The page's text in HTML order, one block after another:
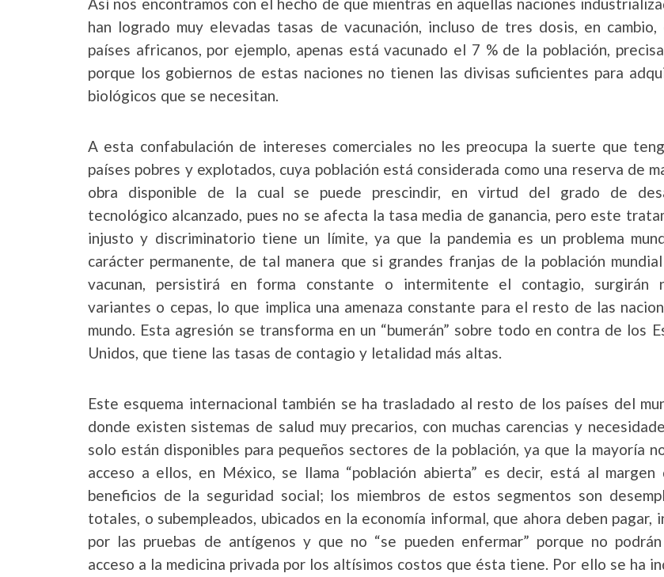
han logrado muy elevadas tasas de vacunación, incluso de tres dosis, en cambio,
países africanos, por ejemplo, apenas está vacunado el 7 % de la población,
porque los gobiernos de estas naciones no tienen las divisas suficientes para
biológicos que se necesitan.
A esta confabulación de intereses comerciales no les preocupa la suerte que
países pobres y explotados, cuya población está considerada como una reserva de
obra disponible de la cual se puede prescindir, en virtud del grado de
tecnológico alcanzado, pues no se afecta la tasa media de ganancia, pero este
injusto y discriminatorio tiene un límite, ya que la pandemia es un problema
carácter permanente, de tal manera que si grandes franjas de la población
vacunan, persistirá en forma constante o intermitente el contagio, surgirán
variantes o cepas, lo que implica una amenaza constante para el resto de las
mundo. Esta agresión se transforma en un “bumerán” sobre todo en contra de los
Unidos, que tiene las tasas de contagio y letalidad más altas.
Este esquema internacional también se ha trasladado al resto de los países del
donde existen sistemas de salud muy precarios, con muchas carencias y
solo están disponibles para pequeños sectores de la población, ya que la mayoría
acceso a ellos, en México, se llama “población abierta” es decir, está al margen
beneficios de la seguridad social; los miembros de estos segmentos son
totales, o subempleados, ubicados en la economía informal, que ahora deben pagar,
por las pruebas de antígenos y que no “se pueden enfermar” porque no
acceso a la medicina privada por los altísimos costos que ésta tiene. Por ello se ha